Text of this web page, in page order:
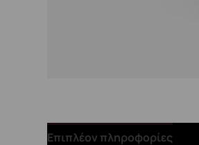
Επιπλέον πληροφορίες